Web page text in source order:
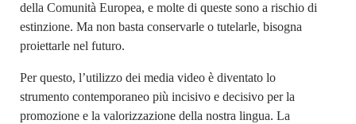
della Comunità Europea, e molte di queste sono a rischio di
estinzione. Ma non basta conservarle o tutelarle, bisogna
proiettarle nel futuro.
Per questo, l’utilizzo dei media video è diventato lo
strumento contemporaneo più incisivo e decisivo per la
promozione e la valorizzazione della nostra lingua. La